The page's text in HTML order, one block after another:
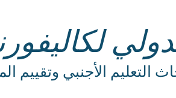
التعليم الأجنبي وتقييم